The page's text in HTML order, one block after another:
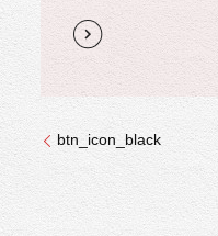
btn_icon_black